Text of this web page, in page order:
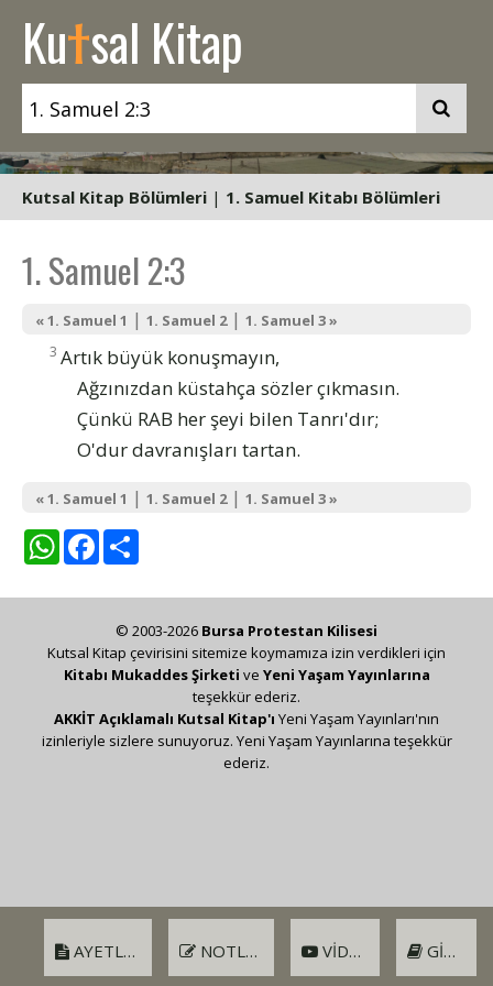
Kutsal Kitap
Kutsal Kitap Bölümleri | 1. Samuel Kitabı Bölümleri
1. Samuel 2:3
« 1. Samuel 1 | 1. Samuel 2| 1. Samuel 3 »
3 Artık büyük konuşmayın,
Ağzınızdan küstahça sözler çıkmasın.
Çünkü RAB her şeyi bilen Tanrı'dır;
O'dur davranışları tartan.
« 1. Samuel 1 | 1. Samuel 2| 1. Samuel 3 »
WhatsAppFacebook
AYETLER NOTLAR VIDEO GIRIŞ
© 2003-2026 Bursa Protestan Kilisesi
Kutsal Kitap çevirisini sitemize koymamıza izin verdikleri için
Kitabı Mukaddes Şirketi ve Yeni Yaşam Yayınlarına
teşekkür ederiz.
AKKİT Açıklamalı Kutsal Kitap'ı Yeni Yaşam Yayınları'nın
izinleriyle sizlere sunuyoruz. Yeni Yaşam Yayınlarına teşekkür
ederiz.